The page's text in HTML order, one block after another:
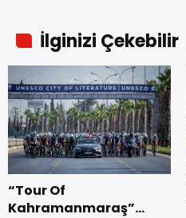
İlginizi Çekebilir
“Tour Of
Kahramanmaraş”